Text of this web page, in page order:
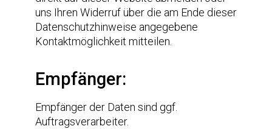
uns Ihren Widerruf über die am Ende dieser
Datenschutzhinweise angegebene
Kontaktmöglichkeit mitteilen.
Empfänger:
Empfänger der Daten sind ggf.
Auftragsverarbeiter.